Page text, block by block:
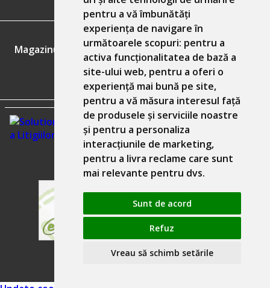
pentru a vă îmbunătăți
experiența de navigare în
următoarele scopuri: pentru a
activa funcționalitatea de bază a
site-ului web, pentru a oferi o
experiență mai bună pe site,
pentru a vă măsura interesul față
de produsele și serviciile noastre
și pentru a personaliza
interacțiunile de marketing,
pentru a livra reclame care sunt
mai relevante pentru dvs.
Sunt de acord
Refuz
Vreau să schimb setările
GDPR
Magazinul nostru respecta 100% prevederile GDPR.
Informatiile mele personale
Solutie comert electronic Seliton